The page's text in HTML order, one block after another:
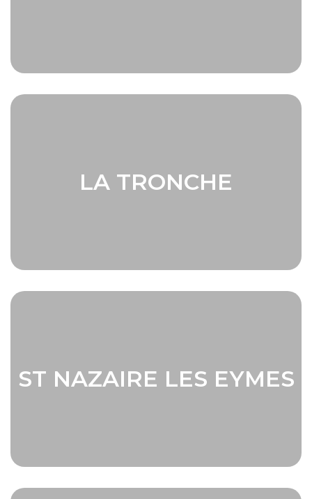
LA TRONCHE
ST NAZAIRE LES EYMES